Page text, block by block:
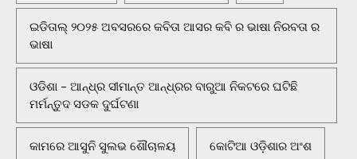
ଇଡିତାଲ୍ ୨୦୨୫ ଅବସରରେ କବିତା ଆସର କବି ର ଭାଷା ନିରବତା ର
ଭାଷା
ଓଡିଶା - ଆନ୍ଧ୍ର ସୀମାନ୍ତ ଆନ୍ଧ୍ରର ବାରୁଆ ନିକଟରେ ଘଟିଛି
ମର୍ମନ୍ତୁଦ ସଡକ ଦୁର୍ଘଟଣା
କାମରେ ଆସୁନି ସୁଲଭ ଶୌଚାଳୟ କୋଟିଆ ଓଡ଼ିଶାର ଅଂଶ